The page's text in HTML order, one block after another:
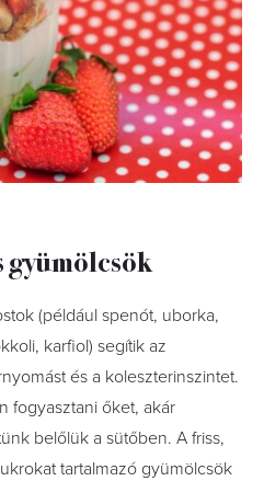
gyümölcsök
(például spenót, uborka,
karfiol) segítik az
és a koleszterinszintet.
fogyasztani őket, akár
belőlük a sütőben. A friss,
tartalmazó gyümölcsök